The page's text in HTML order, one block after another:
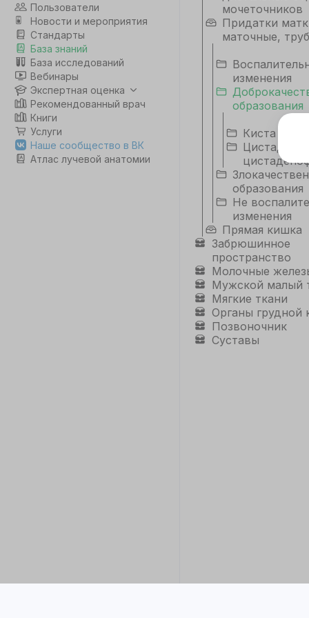
Пользователи
Новости и мероприятия
Стандарты
База знаний
База исследований
Вебинары
Экспертная оценка
Рекомендованный врач
Книги
Услуги
Наше сообщество в ВК
Атлас лучевой анатомии
мочеточников
Придатки
маточные,
изменения
образования
Киста
образования
Не
изменения
Прямая кишка
Забрюшинное
пространство
Молочные
Мужской малый
Мягкие ткани
Органы грудной
Позвоночник
Суставы